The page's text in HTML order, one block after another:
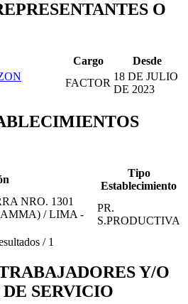
O
Cargo
Desde
FACTOR
18 DE JULIO
DE 2023
Tipo
Establecimiento
NRO. 1301
/ LIMA -
PR.
S.PRODUCTIVA
/ 1
Y/O
DE SERVICIO